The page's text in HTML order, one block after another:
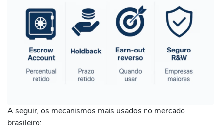
A seguir, os mecanismos mais usados no mercado
brasileiro: